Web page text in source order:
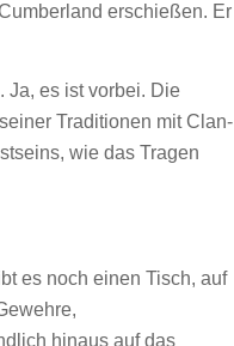
erschießen. Er
Ja, es ist vorbei. Die
Traditionen mit Clan-
wie das Tragen
es noch einen Tisch, auf
hinaus auf das